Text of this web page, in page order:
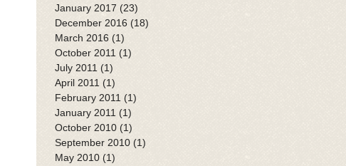
January 2017 (23)
December 2016 (18)
March 2016 (1)
October 2011 (1)
July 2011 (1)
April 2011 (1)
February 2011 (1)
January 2011 (1)
October 2010 (1)
September 2010 (1)
May 2010 (1)